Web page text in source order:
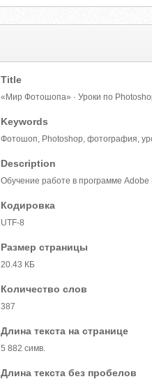
Title
«Мир Фотошопа» · Уроки по
Keywords
Фотошоп, Photoshop, фотография,
Description
Обучение работе в программе
Кодировка
UTF-8
Размер страницы
20.43 КБ
Количество слов
387
Длина текста на странице
5 882 симв.
Длина текста без пробелов